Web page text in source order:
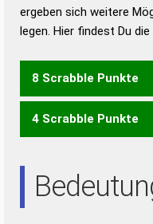
ergeben sich weitere
legen. Hier findest Du
8 Scrabble Punkte
LUPE
4 Scrabble Punkte